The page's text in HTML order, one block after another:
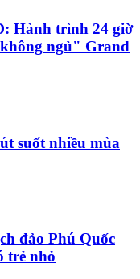
Hành trình 24 giờ
ngủ" Grand
suốt nhiều mùa
đảo Phú Quốc
trẻ nhỏ